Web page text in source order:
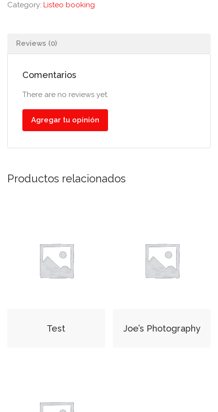
Category: Listeo booking
Reviews (0)
Comentarios
There are no reviews yet.
Agregar tu opinión
Productos relacionados
Test Joe’s Photography